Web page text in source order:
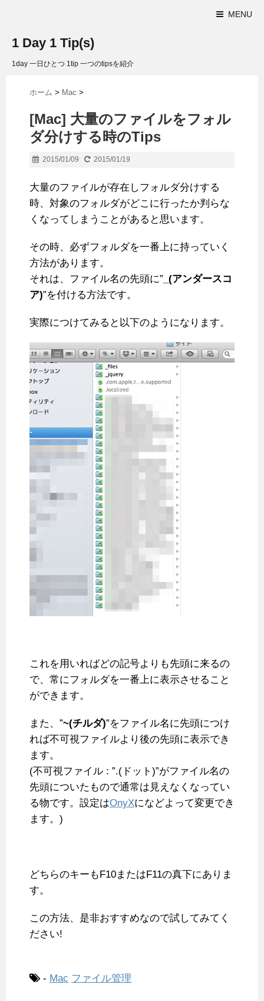
MENU
1 Day 1 Tip(s)
1day 一日ひとつ 1tip 一つのtipsを紹介
ホーム > Mac >
[Mac] 大量のファイルをフォル
ダ分けする時のTips
2015/01/09 2015/01/19
大量のファイルが存在しフォルダ分けする
時、対象のフォルダがどこに行ったか判らな
くなってしまうことがあると思います。
その時、必ずフォルダを一番上に持っていく
方法があります。
それは、ファイル名の先頭に” _(アンダースコ
ア)”を付ける方法です。
実際につけてみると以下のようになります。
これを用いればどの記号よりも先頭に来るの
で、常にフォルダを一番上に表示させること
ができます。
また、”~(チルダ)”をファイル名に先頭につけ
れば不可視ファイルより後の先頭に表示でき
ます。
(不可視ファイル : ”.(ドット)”がファイル名の
先頭についたもので通常は見えなくなってい
る物です。設定はOnyXになどよって変更でき
ます。)
どちらのキーもF10またはF11の真下にありま
す。
この方法、是非おすすめなので試してみてく
ださい!
- Mac ファイル管理